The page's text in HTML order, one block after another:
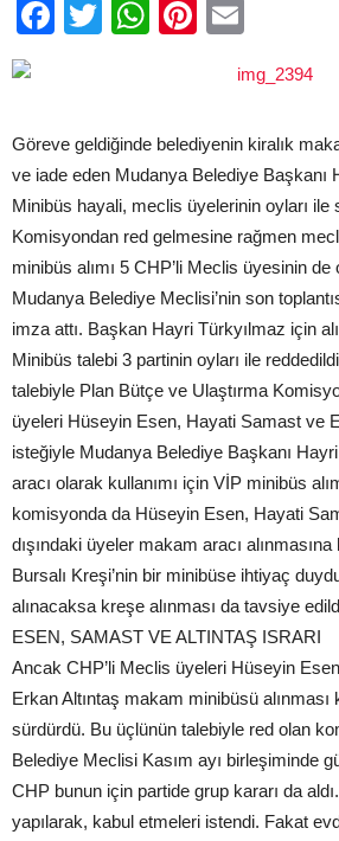
Facebook
TwitterWhatsApp
Pinterest
Göreve geldiğinde belediyenin kiralık
ve iade eden Mudanya Belediye Başkanı
Minibüs hayali, meclis üyelerinin oyları ile
Komisyondan red gelmesine rağmen
minibüs alımı 5 CHP’li Meclis üyesinin
Mudanya Belediye Meclisi’nin son
imza attı. Başkan Hayri Türkyılmaz için
Minibüs talebi 3 partinin oyları ile
talebiyle Plan Bütçe ve Ulaştırma
üyeleri Hüseyin Esen, Hayati Samast ve
isteğiyle Mudanya Belediye Başkanı Hayri
aracı olarak kullanımı için VİP minibüs
komisyonda da Hüseyin Esen, Hayati
dışındaki üyeler makam aracı alınmasına
Bursalı Kreşi’nin bir minibüse ihtiyaç
alınacaksa kreşe alınması da tavsiye
ESEN, SAMAST VE ALTINTAŞ ISRARI
Ancak CHP’li Meclis üyeleri Hüseyin
Erkan Altıntaş makam minibüsü alınması
sürdürdü. Bu üçlünün talebiyle red olan
Belediye Meclisi Kasım ayı birleşiminde
CHP bunun için partide grup kararı da
yapılarak, kabul etmeleri istendi. Fakat